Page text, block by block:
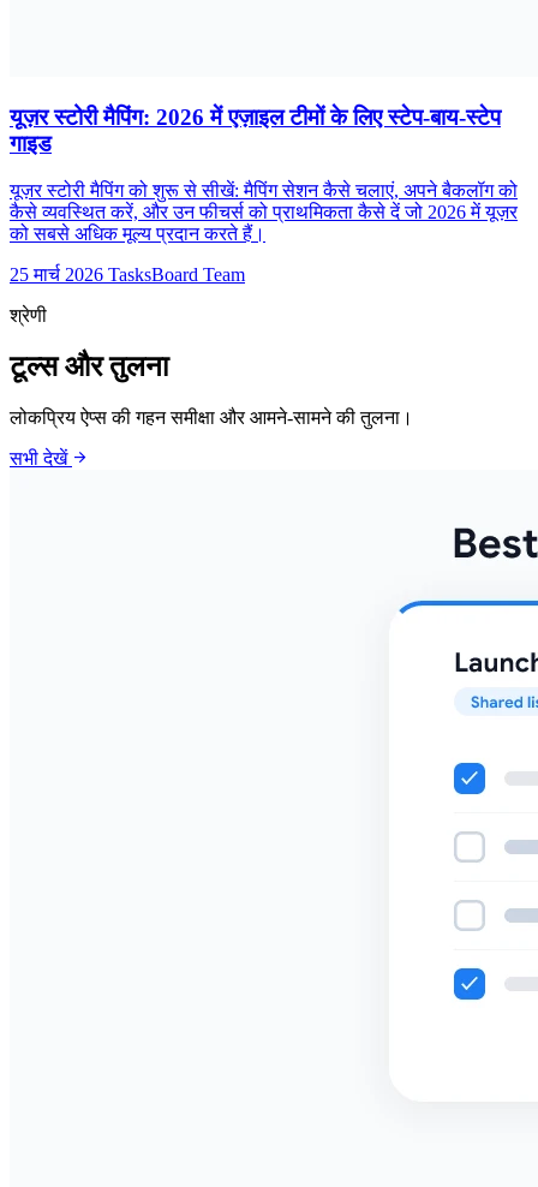
यूज़र स्टोरी मैपिंग: 2026 में एज़ाइल टीमों के लिए स्टेप-बाय-स्टेप
गाइड
यूज़र स्टोरी मैपिंग को शुरू से सीखें: मैपिंग सेशन कैसे चलाएं, अपने बैकलॉग को
कैसे व्यवस्थित करें, और उन फीचर्स को प्राथमिकता कैसे दें जो 2026 में यूज़र
को सबसे अधिक मूल्य प्रदान करते हैं।
25 मार्च 2026 TasksBoard Team
श्रेणी
टूल्स और तुलना
लोकप्रिय ऐप्स की गहन समीक्षा और आमने-सामने की तुलना।
सभी देखें arrow_forward